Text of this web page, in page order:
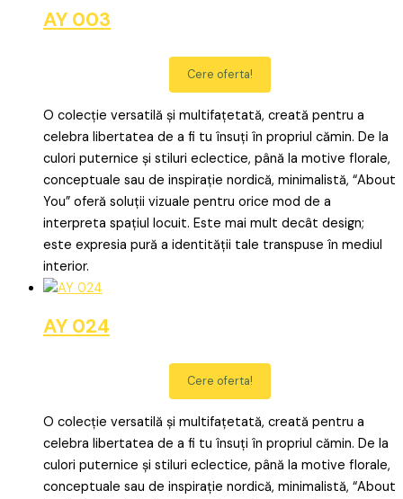
AY 003
Cere oferta!
O colecție versatilă și multifațetată, creată pentru a
celebra libertatea de a fi tu însuți în propriul cămin. De la
culori puternice și stiluri eclectice, până la motive florale,
conceptuale sau de inspirație nordică, minimalistă, “About
You” oferă soluții vizuale pentru orice mod de a
interpreta spațiul locuit. Este mai mult decât design;
este expresia pură a identității tale transpuse în mediul
interior.
AY 024
Cere oferta!
O colecție versatilă și multifațetată, creată pentru a
celebra libertatea de a fi tu însuți în propriul cămin. De la
culori puternice și stiluri eclectice, până la motive florale,
conceptuale sau de inspirație nordică, minimalistă, “About